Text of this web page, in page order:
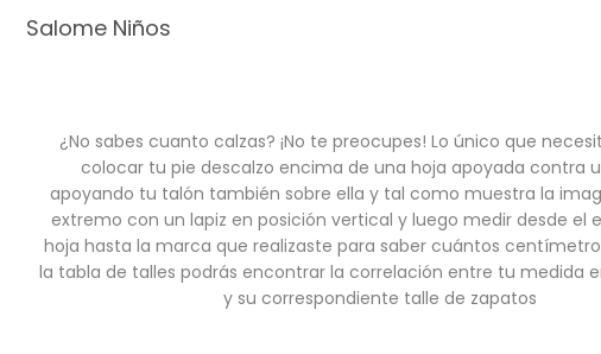
Salome Niños
¿No sabes cuanto calzas? ¡No te preocupes! Lo único que
colocar tu pie descalzo encima de una hoja apoyada contra
apoyando tu talón también sobre ella y tal como muestra la
extremo con un lapiz en posición vertical y luego medir desde el
hoja hasta la marca que realizaste para saber cuántos
la tabla de talles podrás encontrar la correlación entre tu medida
y su correspondiente talle de zapatos